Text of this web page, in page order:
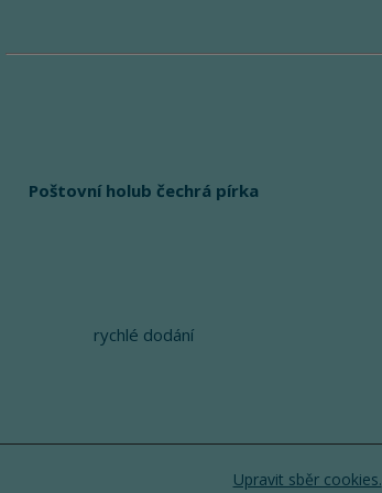
Poštovní holub čechrá pírka
rychlé dodání
Upravit sběr cookies.